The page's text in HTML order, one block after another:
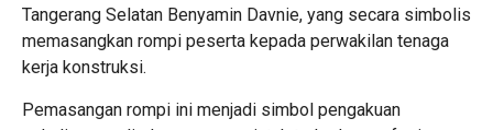
Tangerang Selatan Benyamin Davnie, yang secara simbolis
memasangkan rompi peserta kepada perwakilan tenaga
kerja konstruksi.
Pemasangan rompi ini menjadi simbol pengakuan